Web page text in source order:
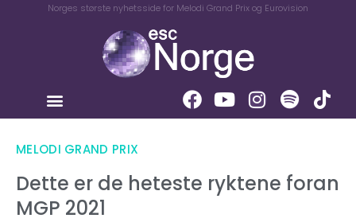
Norges største nyhetsside for Melodi Grand Prix og Eurovision
MELODI GRAND PRIX
Dette er de heteste ryktene foran
MGP 2021